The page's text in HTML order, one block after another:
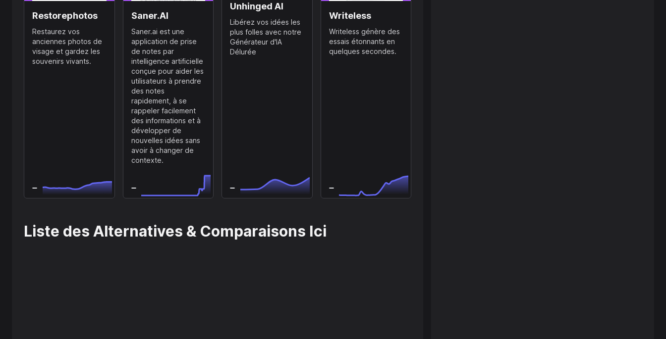
Restorephotos
Restaurez vos
anciennes photos de
visage et gardez les
souvenirs vivants.
Saner.AI
Saner.ai est une
application de prise
de notes par
intelligence artificielle
conçue pour aider les
utilisateurs à prendre
des notes
rapidement, à se
rappeler facilement
des informations et à
développer de
nouvelles idées sans
avoir à changer de
contexte.
Unhinged AI
Libérez vos idées les
plus folles avec notre
Générateur d'IA
Délurée
Writeless
Writeless génère des
essais étonnants en
quelques secondes.
Liste des Alternatives & Comparaisons Ici